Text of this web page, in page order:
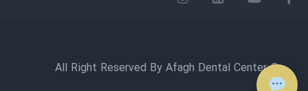
© All Right Reserved By Afagh Dental Center